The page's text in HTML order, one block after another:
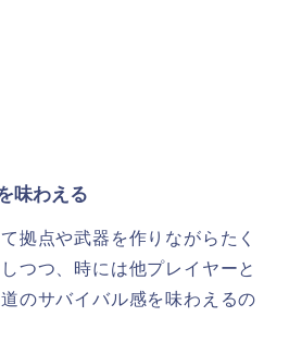
味わえる
拠点や武器を作りながらたく
つつ、時には他プレイヤーと
のサバイバル感を味わえるの